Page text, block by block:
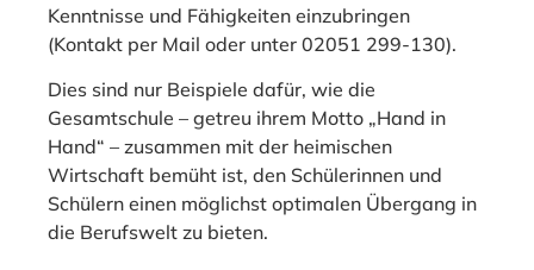
Kenntnisse und Fähigkeiten einzubringen
(Kontakt per Mail oder unter 02051 299-130).
Dies sind nur Beispiele dafür, wie die
Gesamtschule – getreu ihrem Motto „Hand in
Hand“ – zusammen mit der heimischen
Wirtschaft bemüht ist, den Schülerinnen und
Schülern einen möglichst optimalen Übergang in
die Berufswelt zu bieten.